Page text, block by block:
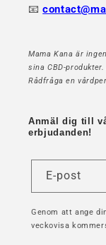
📧
Mama Kana är
sina CBD-
Rådfråga en
Anmäl dig till
erbjudanden!
E-post
Genom att ange
veckovisa